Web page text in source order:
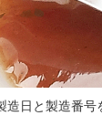
造日と製造番号